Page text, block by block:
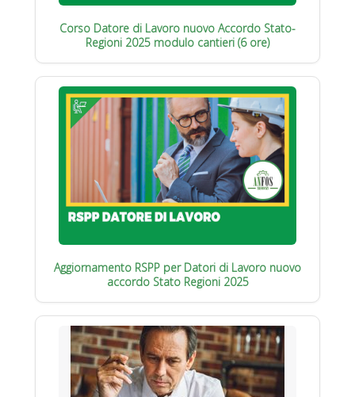
Corso Datore di Lavoro nuovo Accordo Stato-
Regioni 2025 modulo cantieri (6 ore)
Aggiornamento RSPP per Datori di Lavoro nuovo
accordo Stato Regioni 2025